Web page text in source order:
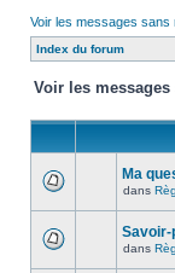
Voir les messages sans
Index du forum
Voir les
Ma
dans
Savoir-
dans